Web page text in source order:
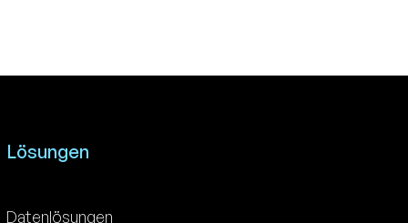
Lösungen
Datenlösungen